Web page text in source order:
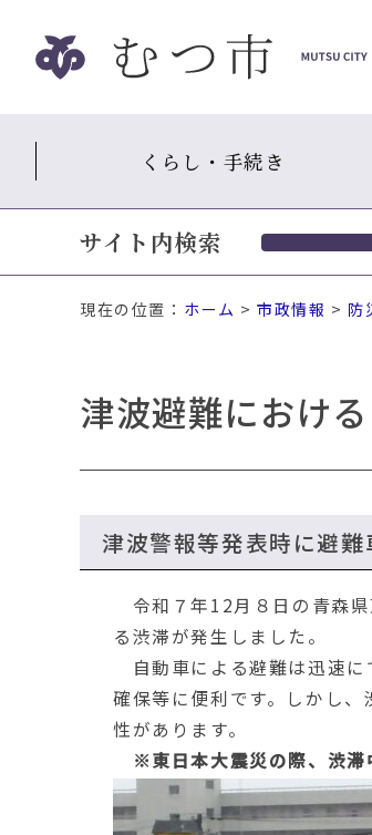
ッ
くらし・手続き
サイト内検索
現在の位置： ホーム >市政情報 > 防
津波避難におけ
津波警報等発表時に避
令和７年12月８日の青森
る渋滞が発生しました。
自動車による避難は迅速に
確保等に便利です。しかし
性があります。
※東日本大震災の際、渋滞